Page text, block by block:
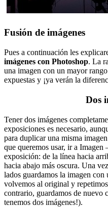
Fusión de imágenes
Pues a continuación les
imágenes con Photoshop. La
una imagen con un mayor
expuestas y ¡ya verán la
Dos
Tener dos imágenes
exposiciones es necesario,
para duplicar una misma
que queremos usar, ir a
exposición: de la línea hacia
hacia abajo más oscura. Una
lados guardamos la imagen
volvemos al original y
contrario, guardamos de nuevo
tenemos dos imágenes!).